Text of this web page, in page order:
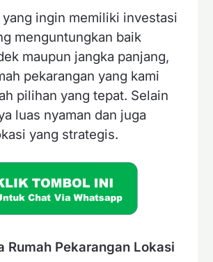
yang ingin memiliki investasi
menguntungkan baik
maupun jangka panjang,
pekarangan yang kami
pilihan yang tepat. Selain
luas nyaman dan juga
yang strategis.
Rumah Pekarangan Lokasi